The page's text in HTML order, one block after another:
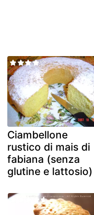
Ciambellone
rustico di mais di
fabiana (senza
glutine e lattosio)